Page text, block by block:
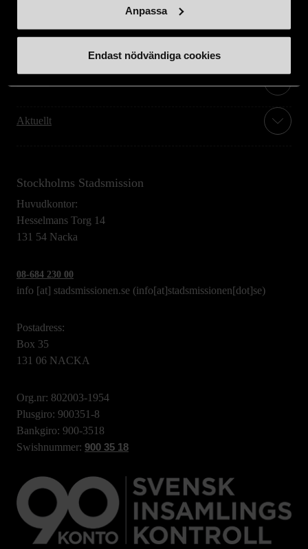
Anpassa
Endast nödvändiga cookies
Aktuellt
Stockholms Stadsmission
Huvudkontor:
Hesselmans Torg 14
131 54 Nacka
08-684 230 00
info [at] stadsmissionen.se (info[at]stadsmissionen[dot]se)
Postadress:
Box 35
131 06 NACKA
Org.nr: 802003-1954
Plusgiro: 900351-8
Bankgiro: 900-3518
Swishnummer: 900 35 18